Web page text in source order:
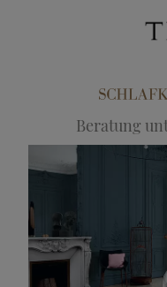
Beratung